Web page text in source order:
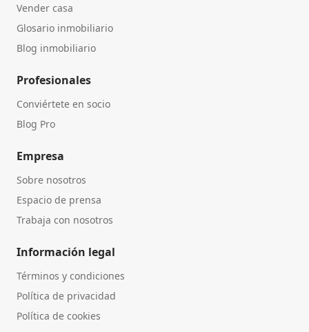
Vender casa
Glosario inmobiliario
Blog inmobiliario
Profesionales
Conviértete en socio
Blog Pro
Empresa
Sobre nosotros
Espacio de prensa
Trabaja con nosotros
Información legal
Términos y condiciones
Política de privacidad
Política de cookies